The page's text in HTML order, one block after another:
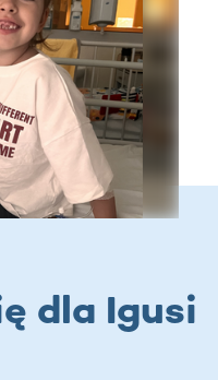
dla Igusi